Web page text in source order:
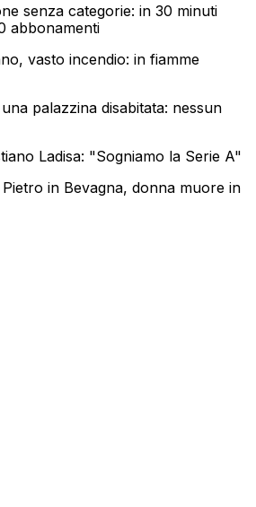
senza categorie: in 30 minuti
abbonamenti
vasto incendio: in fiamme
palazzina disabitata: nessun
Ladisa: "Sogniamo la Serie A"
Pietro in Bevagna, donna muore in